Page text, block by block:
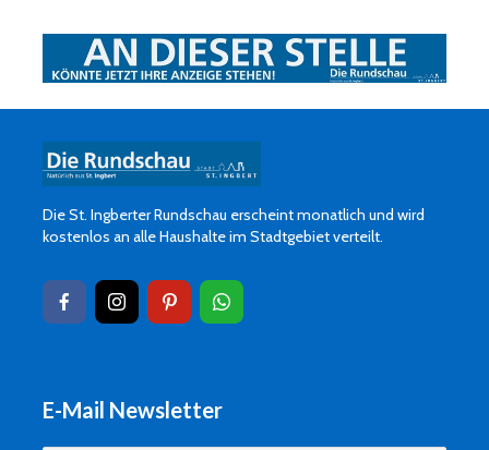
Die St. Ingberter Rundschau erscheint monatlich und wird
kostenlos an alle Haushalte im Stadtgebiet verteilt.
E-Mail Newsletter